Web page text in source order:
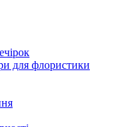
для флористики